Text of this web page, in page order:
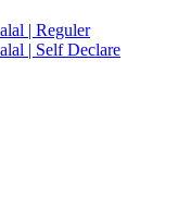
| Reguler
| Self Declare